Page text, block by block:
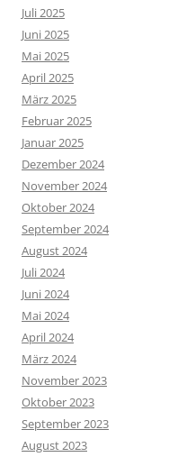
Juli 2025
Juni 2025
Mai 2025
April 2025
März 2025
Februar 2025
Januar 2025
Dezember 2024
November 2024
Oktober 2024
September 2024
August 2024
Juli 2024
Juni 2024
Mai 2024
April 2024
März 2024
November 2023
Oktober 2023
September 2023
August 2023